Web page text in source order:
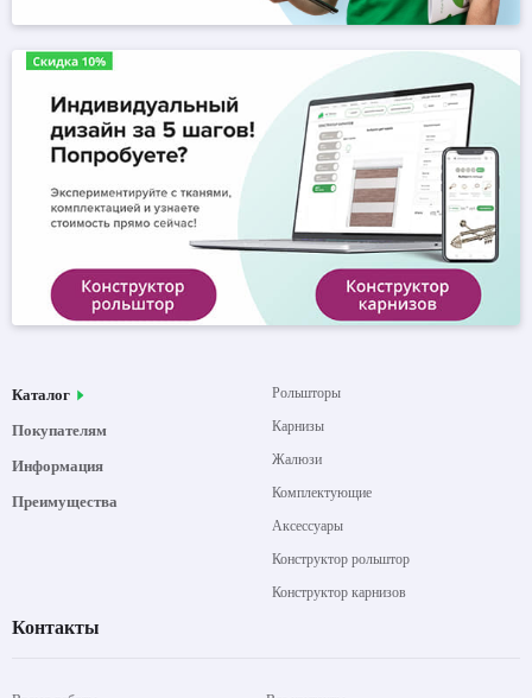
Каталог
Покупателям
Информация
Преимущества
Рольшторы
Карнизы
Жалюзи
Комплектующие
Аксессуары
Конструктор рольштор
Конструктор карнизов
Контакты